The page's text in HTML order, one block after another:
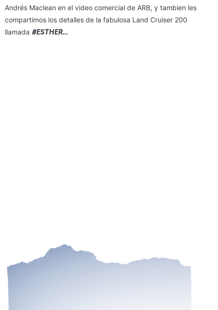
Andrés Maclean en el video comercial de ARB, y tambien les
compartimos los detalles de la fabulosa Land Cruiser 200
llamada #ESTHER…